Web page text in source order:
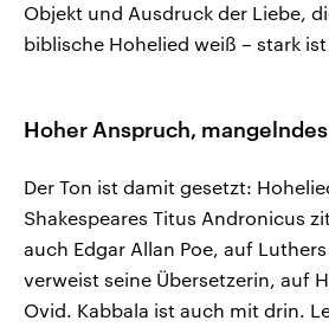
Objekt und Ausdruck der Liebe,
biblische Hohelied weiß – stark ist
Hoher Anspruch,
Der Ton ist damit gesetzt:
Shakespeares Titus Andronicus
auch Edgar Allan Poe, auf
verweist seine Übersetzerin, auf
Ovid. Kabbala ist auch mit drin.